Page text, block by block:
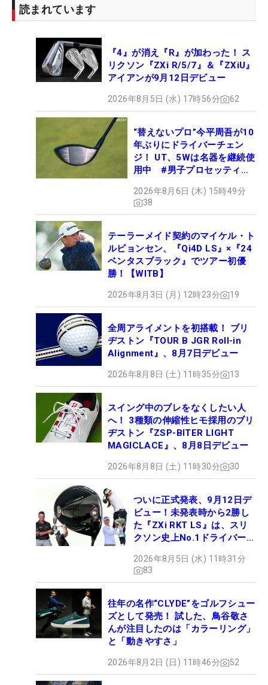
読まれています
『4』が消え『R』が加わった！ ス
リクソン『ZXi R/5/7』＆『ZXiU』
アイアンが9月12日デビュー
2026年8月5日 (水) 17時56分 62
“替えないプロ”今平周吾が10
年ぶりにドライバーチェン
ジ！ UT、5Wは名器を継続使
用中 #男子プロセッティン
2026年8月6日 (木) 15時49分
38
テーラーメイド契約のマイケル・ト
ルビョンセン、『Qi4D LS』×『24
ベンタスブラック』でツアー初優
勝！【WITB】
2026年8月3日 (月) 12時23分 19
全周アライメントを初搭載！ ブリ
ヂストン『TOUR B JGR Roll-in
Alignment』、8月7日デビュー
2026年8月8日 (土) 11時35分 13
スイング中のブレをなくしたい人
へ！ 3種類の伸縮性ヒモ採用のブリ
ヂストン『ZSP-BITER LIGHT
MAGICLACE』、8月8日デビュー
2026年8月8日 (土) 11時30分 30
ついに正式発表、9月12日デ
ビュー！未発表時から2勝し
た『ZXi RKT LS』は、スリ
クソン史上No.1ドライバー!?
2026年8月5日 (水) 11時31分
83
往年の名作“CLYDE”をゴルフシュー
ズとして発売！ 試した、鳥谷敬さ
んが注目したのは「カラーリング」
と「動きやすさ」
2026年8月2日 (日) 11時46分 52